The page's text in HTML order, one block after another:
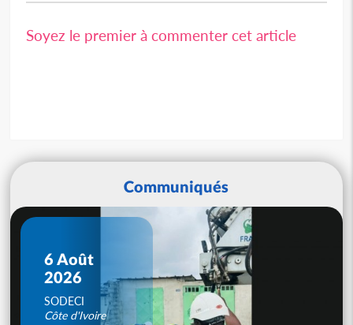
Soyez le premier à commenter cet article
Communiqués
6 Août
2026
SODECI
Côte d'Ivoire